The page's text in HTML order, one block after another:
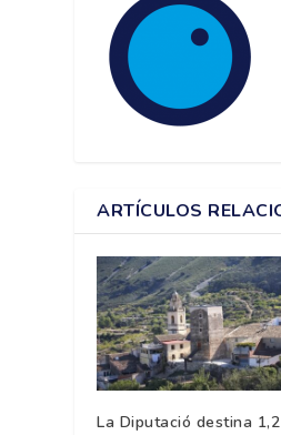
ARTÍCULOS
La Diputació destina 1,2